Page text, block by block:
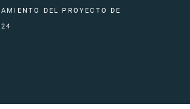
DEL PROYECTO DE